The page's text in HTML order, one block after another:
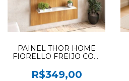
PAINEL THOR HOME
FIORELLO FREIJO COM
R$349,00